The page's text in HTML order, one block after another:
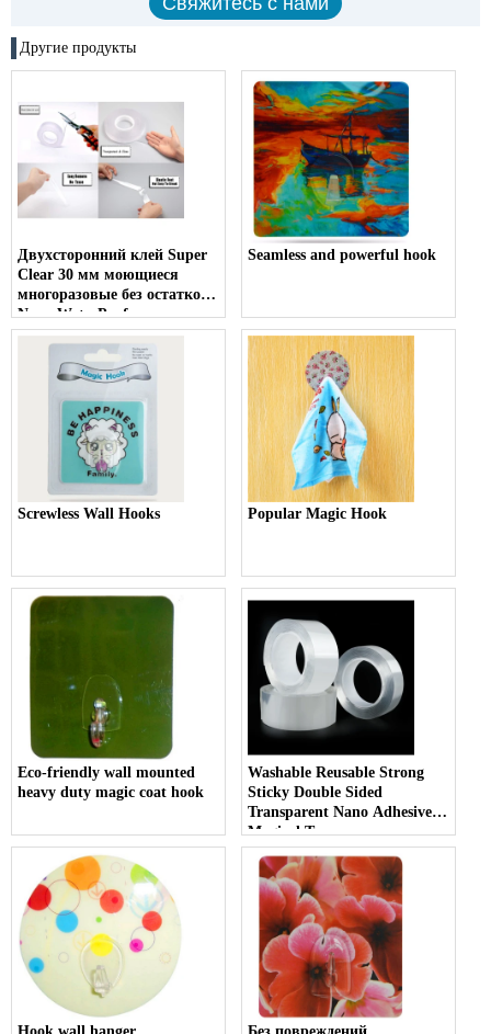
Другие продукты
Двухсторонний клей Super
Clear 30 мм моющиеся
многоразовые без остатков
Nano WaterPoof ручка
ленты для крючка, кухня,
ванная комната
Seamless and powerful hook
Screwless Wall Hooks Popular Magic Hook
Eco-friendly wall mounted
heavy duty magic coat hook
Washable Reusable Strong
Sticky Double Sided
Transparent Nano Adhesive
Magical Tape